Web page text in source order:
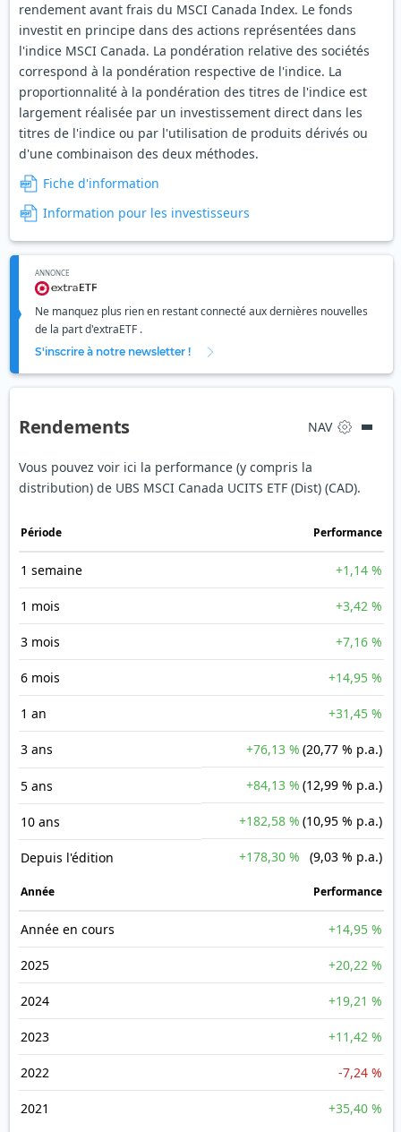
rendement avant frais du MSCI Canada Index. Le fonds
investit en principe dans des actions représentées dans
l'indice MSCI Canada. La pondération relative des sociétés
correspond à la pondération respective de l'indice. La
proportionnalité à la pondération des titres de l'indice est
largement réalisée par un investissement direct dans les
titres de l'indice ou par l'utilisation de produits dérivés ou
d'une combinaison des deux méthodes.
Fiche d'information
Information pour les investisseurs
ANNONCE
Ne manquez plus rien en restant connecté aux dernières nouvelles
de la part d'extraETF .
S'inscrire à notre newsletter !
Rendements NAV
Vous pouvez voir ici la performance (y compris la
distribution) de UBS MSCI Canada UCITS ETF (Dist) (CAD).
Période Performance
1 semaine +1,14 %
1 mois +3,42 %
3 mois +7,16 %
6 mois +14,95 %
1 an +31,45 %
3 ans +76,13 % (20,77 % p.a.)
5 ans +84,13 % (12,99 % p.a.)
10 ans +182,58 % (10,95 % p.a.)
Depuis l'édition +178,30 % (9,03 % p.a.)
Année Performance
Année en cours +14,95 %
2025 +20,22 %
2024 +19,21 %
2023 +11,42 %
2022 -7,24 %
2021 +35,40 %